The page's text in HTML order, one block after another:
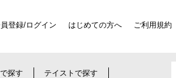
登録/ログイン はじめての方へ ご利用規約
探す テイストで探す